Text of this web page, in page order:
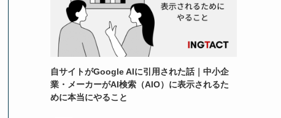
自サイトがGoogle AIに引用された話｜中小企
業・メーカーがAI検索（AIO）に表示されるた
めに本当にやること